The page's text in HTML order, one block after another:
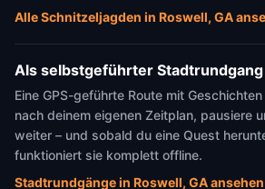
Alle Schnitzeljagden in Roswell, GA
Als selbstgeführter Stadtrundgang
Eine GPS-geführte Route mit
nach deinem eigenen Zeitplan, pausiere
weiter – und sobald du eine Quest
funktioniert sie komplett offline.
Stadtrundgänge in Roswell, GA ansehen